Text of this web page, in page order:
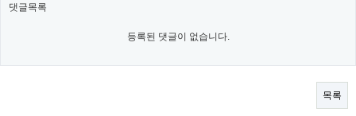
댓글목록
등록된 댓글이 없습니다.
목록